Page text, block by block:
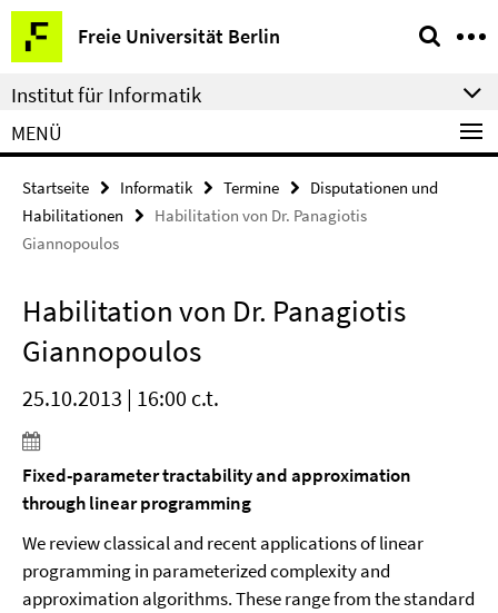
Springe
direkt
zu
Inhalt
Freie Universität Berlin
Service-
Navigation
Institut für Informatik
MENÜ
Startseite Informatik Termine
Disputationen und
Habilitationen
Habilitation von Dr. Panagiotis
Giannopoulos
Habilitation von Dr. Panagiotis
Giannopoulos
25.10.2013 | 16:00 c.t.
Fixed-parameter tractability and approximation
through linear programming
We review classical and recent applications of linear
programming in parameterized complexity and
approximation algorithms. These range from the standard